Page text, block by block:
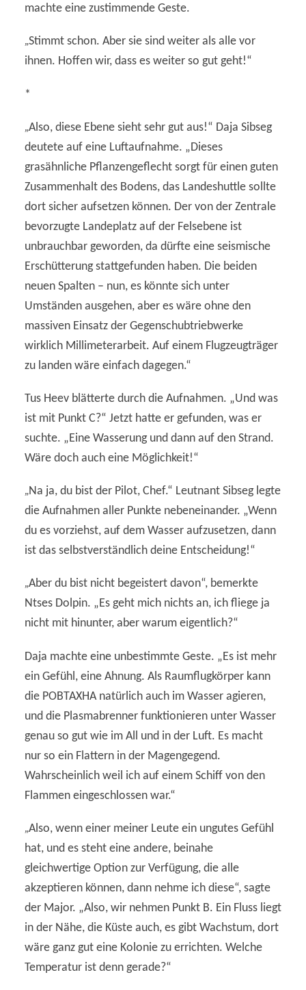
machte eine zustimmende Geste.
„Stimmt schon. Aber sie sind weiter als alle vor
ihnen. Hoffen wir, dass es weiter so gut geht!“
*
„Also, diese Ebene sieht sehr gut aus!“ Daja Sibseg
deutete auf eine Luftaufnahme. „Dieses
grasähnliche Pflanzengeflecht sorgt für einen guten
Zusammenhalt des Bodens, das Landeshuttle sollte
dort sicher aufsetzen können. Der von der Zentrale
bevorzugte Landeplatz auf der Felsebene ist
unbrauchbar geworden, da dürfte eine seismische
Erschütterung stattgefunden haben. Die beiden
neuen Spalten – nun, es könnte sich unter
Umständen ausgehen, aber es wäre ohne den
massiven Einsatz der Gegenschubtriebwerke
wirklich Millimeterarbeit. Auf einem Flugzeugträger
zu landen wäre einfach dagegen.“
Tus Heev blätterte durch die Aufnahmen. „Und was
ist mit Punkt C?“ Jetzt hatte er gefunden, was er
suchte. „Eine Wasserung und dann auf den Strand.
Wäre doch auch eine Möglichkeit!“
„Na ja, du bist der Pilot, Chef.“ Leutnant Sibseg legte
die Aufnahmen aller Punkte nebeneinander. „Wenn
du es vorziehst, auf dem Wasser aufzusetzen, dann
ist das selbstverständlich deine Entscheidung!“
„Aber du bist nicht begeistert davon“, bemerkte
Ntses Dolpin. „Es geht mich nichts an, ich fliege ja
nicht mit hinunter, aber warum eigentlich?“
Daja machte eine unbestimmte Geste. „Es ist mehr
ein Gefühl, eine Ahnung. Als Raumflugkörper kann
die POBTAXHA natürlich auch im Wasser agieren,
und die Plasmabrenner funktionieren unter Wasser
genau so gut wie im All und in der Luft. Es macht
nur so ein Flattern in der Magengegend.
Wahrscheinlich weil ich auf einem Schiff von den
Flammen eingeschlossen war.“
„Also, wenn einer meiner Leute ein ungutes Gefühl
hat, und es steht eine andere, beinahe
gleichwertige Option zur Verfügung, die alle
akzeptieren können, dann nehme ich diese“, sagte
der Major. „Also, wir nehmen Punkt B. Ein Fluss liegt
in der Nähe, die Küste auch, es gibt Wachstum, dort
wäre ganz gut eine Kolonie zu errichten. Welche
Temperatur ist denn gerade?“